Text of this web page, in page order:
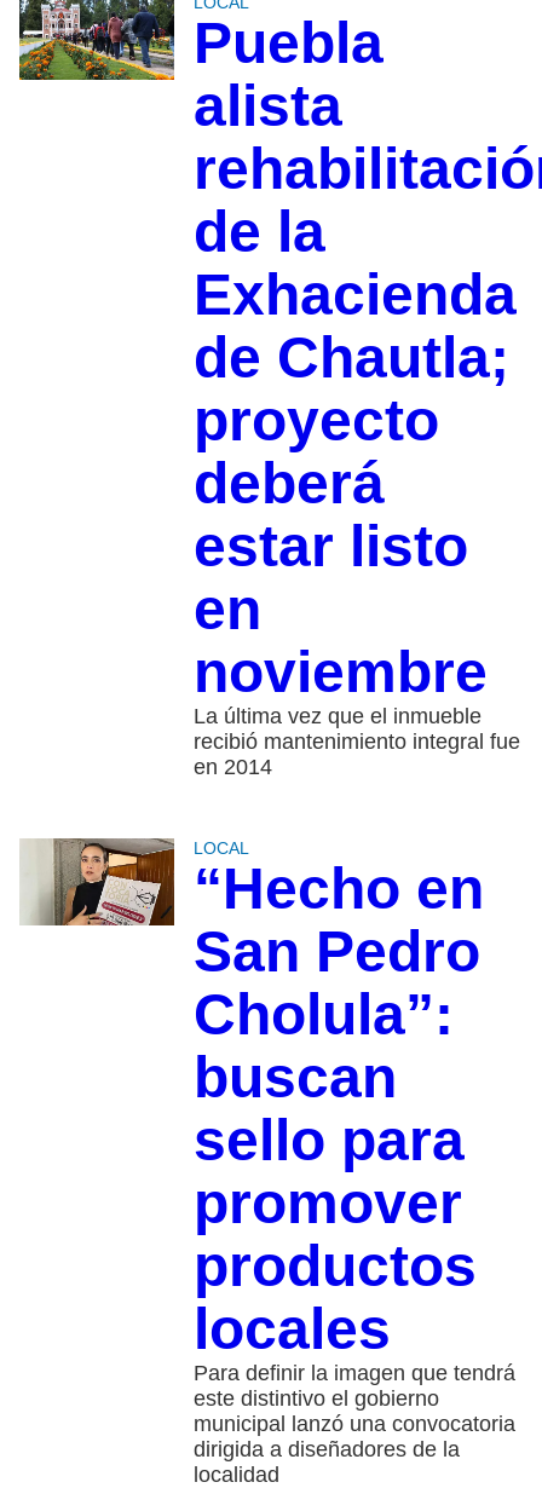
Puebla
alista
de la
Exhacienda
de Chautla;
proyecto
deberá
estar listo
en
noviembre
La última vez que el inmueble
recibió mantenimiento integral fue
en 2014
LOCAL
“Hecho en
San Pedro
Cholula”:
buscan
sello para
promover
productos
locales
Para definir la imagen que tendrá
este distintivo el gobierno
municipal lanzó una convocatoria
dirigida a diseñadores de la
localidad